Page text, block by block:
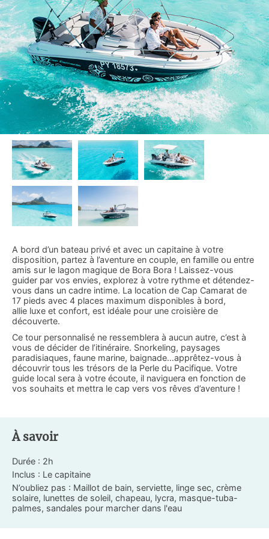
A bord d’un bateau privé et avec un capitaine à votre
disposition, partez à l’aventure en couple, en famille ou entre
amis sur le lagon magique de Bora Bora ! Laissez-vous
guider par vos envies, explorez à votre rythme et détendez-
vous dans un cadre intime. La location de Cap Camarat de
17 pieds avec 4 places maximum disponibles à bord,
allie luxe et confort, est idéale pour une croisière de
découverte.
Ce tour personnalisé ne ressemblera à aucun autre, c’est à
vous de décider de l’itinéraire. Snorkeling, paysages
paradisiaques, faune marine, baignade…apprêtez-vous à
découvrir tous les trésors de la Perle du Pacifique. Votre
guide local sera à votre écoute, il naviguera en fonction de
vos souhaits et mettra le cap vers vos rêves d’aventure !
À savoir
Durée : 2h
Inclus : Le capitaine
N’oubliez pas : Maillot de bain, serviette, linge sec, crème
solaire, lunettes de soleil, chapeau, lycra, masque-tuba-
palmes, sandales pour marcher dans l'eau